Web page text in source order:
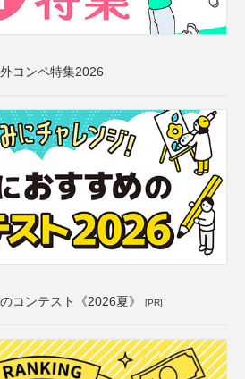
コンペ特集2026
コンテスト《2026夏》 [PR]